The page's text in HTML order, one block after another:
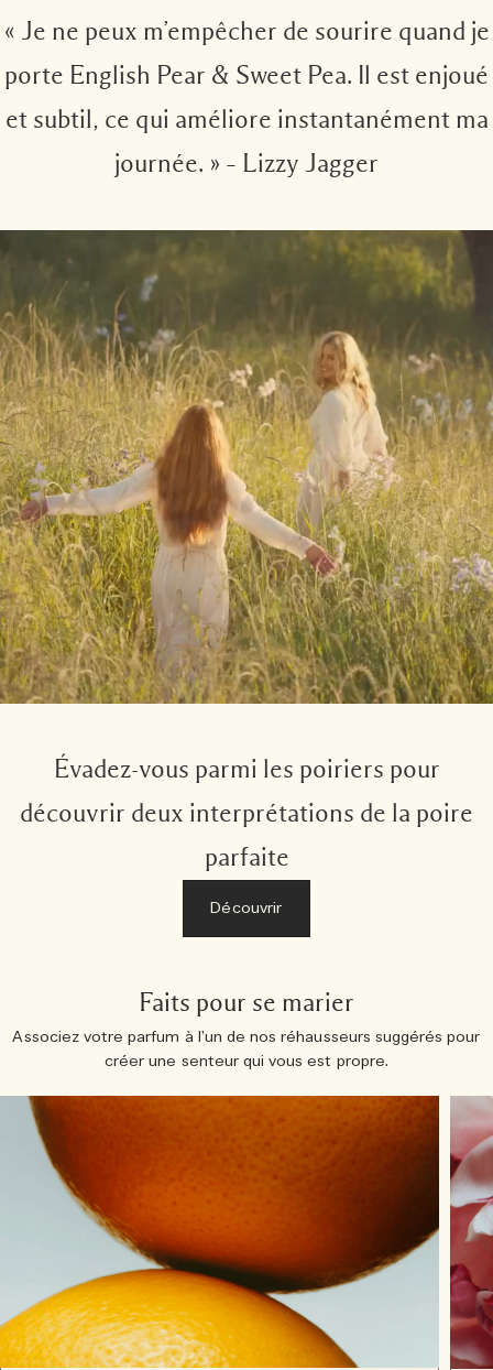
« Je ne peux m’empêcher de sourire quand je
porte English Pear & Sweet Pea. Il est enjoué
et subtil, ce qui améliore instantanément ma
journée. » – Lizzy Jagger
Évadez-vous parmi les poiriers pour
découvrir deux interprétations de la poire
parfaite
Découvrir
Faits pour se marier
Associez votre parfum à l’un de nos réhausseurs suggérés pour
créer une senteur qui vous est propre.